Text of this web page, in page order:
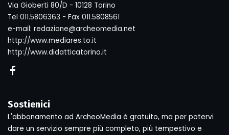
Via Gioberti 80/D - 10128 Torino
Tel 011.5806363 - Fax 011.5808561
e-mail: redazione@archeomedia.net
http://www.mediares.to.it
http://www.didatticatorino.it
Sostienici
L'abbonamento ad ArcheoMedia è gratuito, ma per potervi
dare un servizio sempre più completo, più tempestivo e